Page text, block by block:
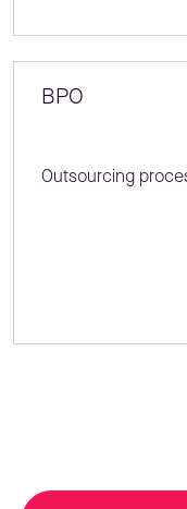
BPO
Outsourcing